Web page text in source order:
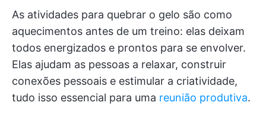
As atividades para quebrar o gelo são como
aquecimentos antes de um treino: elas deixam
todos energizados e prontos para se envolver.
Elas ajudam as pessoas a relaxar, construir
conexões pessoais e estimular a criatividade,
tudo isso essencial para uma reunião produtiva.